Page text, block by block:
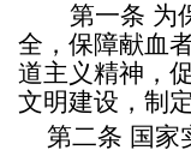
第一条 为
全，保障献血
道主义精神，
文明建设，制
第二条 国家